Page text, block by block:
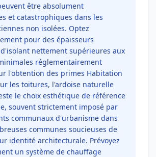
être absolument
et catastrophiques dans les
non isolées. Optez
pour des épaisseurs
nettement supérieures aux
réglementairement
l'obtention des primes Habitation
les toitures, l'ardoise naturelle
le choix esthétique de référence
souvent strictement imposé par
communaux d'urbanisme dans
communes soucieuses de
identité architecturale. Prévoyez
un système de chauffage